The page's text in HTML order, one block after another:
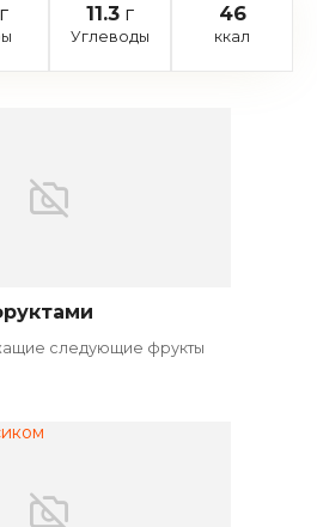
г 11.3 г
Углеводы
46
ккал
следующие фрукты